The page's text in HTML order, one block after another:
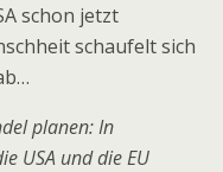
schon jetzt
schaufelt sich
planen: In
USA und die EU